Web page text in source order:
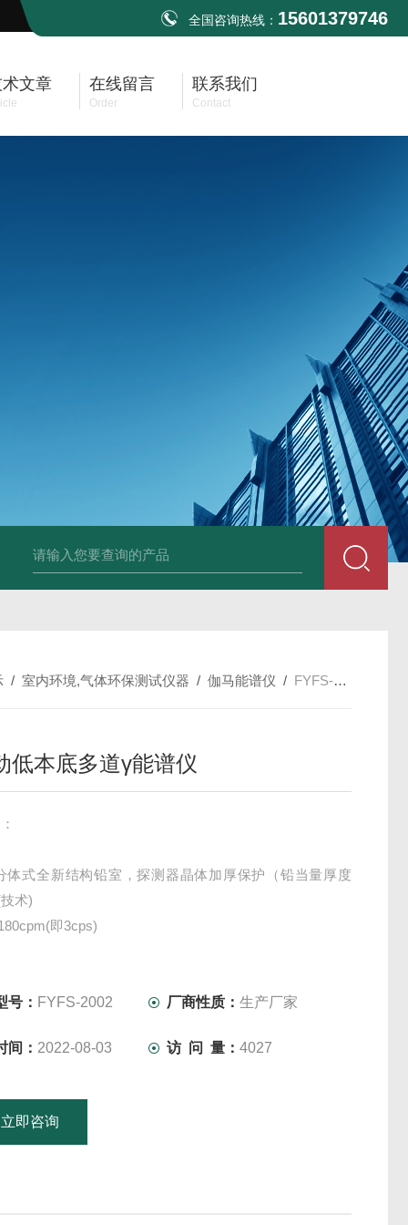
全国咨询热线： 15601379746
文章 在线留言
Order
联系我们
Contact
中深浅层地源热泵空调系统运行故障诊断修复 冷暖双
/室内环境,气体环保测试仪器 /伽马能谱仪 / FYFS-2002全自动低本底多道γ能谱仪
低本底多道γ能谱仪
式全新结构铅室，探测器晶体加厚保护（铅当量厚度
术)
即3cps)
整形滤波技术(技术)
口可选
号： FYFS-2002 厂商性质：生产厂家
间： 2022-08-03 访 问 量：4027
立即咨询